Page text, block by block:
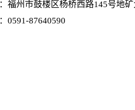
：福州市鼓楼区杨桥西路145号地
：0591-87640590